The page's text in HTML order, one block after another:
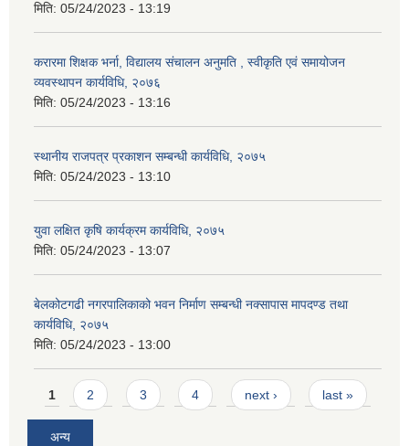
मिति: 05/24/2023 - 13:19
करारमा शिक्षक भर्ना, विद्यालय संचालन अनुमति , स्वीकृति एवं समायोजन
व्यवस्थापन कार्यविधि, २०७६
मिति: 05/24/2023 - 13:16
स्थानीय राजपत्र प्रकाशन सम्बन्धी कार्यविधि, २०७५
मिति: 05/24/2023 - 13:10
युवा लक्षित कृषि कार्यक्रम कार्यविधि, २०७५
मिति: 05/24/2023 - 13:07
बेलकोटगढी नगरपालिकाको भवन निर्माण सम्बन्धी नक्सापास मापदण्ड तथा
कार्यविधि, २०७५
मिति: 05/24/2023 - 13:00
Pages
1 2 3 4 next › last »
अन्य